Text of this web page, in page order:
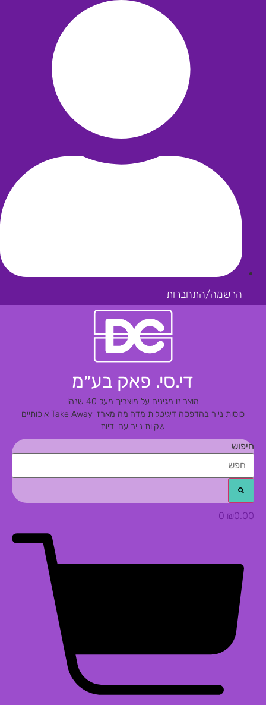
הרשמה/התחברות
די.סי. פאק בע״מ
מוצרינו מגינים על מוצריך מעל 40 שנה!
כוסות נייר בהדפסה דיגיטלית מדהימהמארזי Take Away איכותיים
שקיות נייר עם ידיות
חיפוש
₪0.00
0